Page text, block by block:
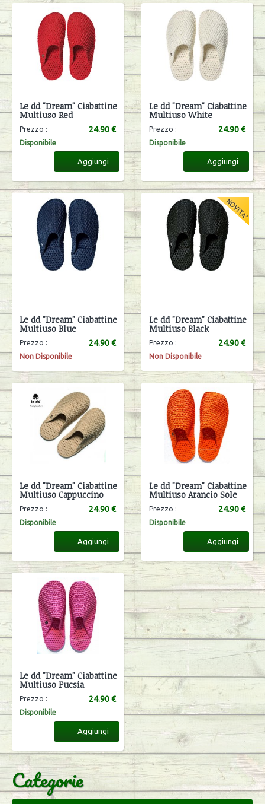
Le dd "Dream" Ciabattine
Multiuso Red
Prezzo : 24.90 €
Disponibile
Aggiungi
Le dd "Dream" Ciabattine
Multiuso White
Prezzo : 24.90 €
Disponibile
Aggiungi
Le dd "Dream" Ciabattine
Multiuso Blue
Prezzo : 24.90 €
Non Disponibile
Le dd "Dream" Ciabattine
Multiuso Black
Prezzo : 24.90 €
Non Disponibile
Le dd "Dream" Ciabattine
Multiuso Cappuccino
Prezzo : 24.90 €
Disponibile
Aggiungi
Le dd "Dream" Ciabattine
Multiuso Arancio Sole
Prezzo : 24.90 €
Disponibile
Aggiungi
Le dd "Dream" Ciabattine
Multiuso Fucsia
Prezzo : 24.90 €
Disponibile
Aggiungi
Categorie